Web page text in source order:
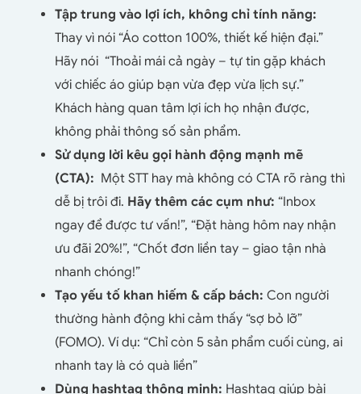
Tập trung vào lợi ích, không chỉ tính năng:
Thay vì nói “Áo cotton 100%, thiết kế hiện đại.”
Hãy nói “Thoải mái cả ngày – tự tin gặp khách
với chiếc áo giúp bạn vừa đẹp vừa lịch sự.”
Khách hàng quan tâm lợi ích họ nhận được,
không phải thông số sản phẩm.
Sử dụng lời kêu gọi hành động mạnh mẽ
(CTA): Một STT hay mà không có CTA rõ ràng thì
dễ bị trôi đi. Hãy thêm các cụm như: “Inbox
ngay để được tư vấn!”, “Đặt hàng hôm nay nhận
ưu đãi 20%!”, “Chốt đơn liền tay – giao tận nhà
nhanh chóng!”
Tạo yếu tố khan hiếm & cấp bách: Con người
thường hành động khi cảm thấy “sợ bỏ lỡ”
(FOMO). Ví dụ: “Chỉ còn 5 sản phẩm cuối cùng, ai
nhanh tay là có quà liền”
Dùng hashtag thông minh: Hashtag giúp bài